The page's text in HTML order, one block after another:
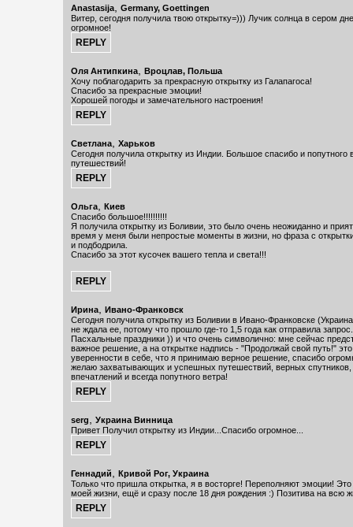
Anastasija, Germany, Goettingen
Витер, сегодня получила твою открытку=))) Лучик солнца в сером
огромное!
Оля Антипкина, Вроцлав, Польша
Хочу поблагодарить за прекрасную открытку из Галапагоса!
Спасибо за прекрасные эмоции!
Хорошей погоды и замечательного настроения!
Светлана, Харьков
Сегодня получила открытку из Индии. Большое спасибо и попутного
путешествий!
Ольга, Киев
Спасибо большое!!!!!!!!!!
Я получила открытку из Боливии, это было очень неожиданно и
время у меня были непростые моменты в жизни, но фраза с
и подбодрила.
Спасибо за этот кусочек вашего тепла и света!!!
Ирина, Ивано-Франковск
Сегодня получила открытку из Боливии в Ивано-Франковске
не ждала ее, потому что прошло где-то 1,5 года как отправила
Пасхальные праздники )) и что очень символично: мне сейчас
важное решение, а на открытке надпись - "Продолжай свой путь!"
уверенности в себе, что я принимаю верное решение, спасибо
желаю захватывающих и успешных путешествий, верных
впечатлений и всегда попутного ветра!
serg, Украина Винница
Привет Получил открытку из Индии...Спасибо огромное...
Геннадий, Кривой Рог, Украина
Только что пришла открытка, я в восторге! Переполняют эмоции! Это
моей жизни, ещё и сразу после 18 дня рождения :) Позитива на всю